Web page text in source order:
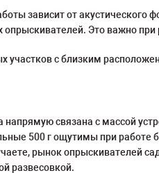
зависит от акустического
опрыскивателей. Это важно
участков с близким
напрямую связана с массой
500 г ощутимы при работе
рынок опрыскивателей
развесовкой.